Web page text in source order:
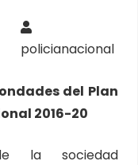
policianacional
del Plan
2016-20
la sociedad